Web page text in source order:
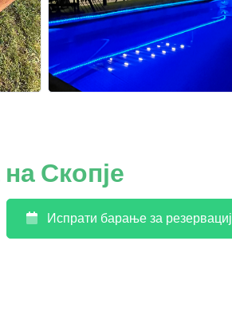
Скопје
Испрати барање за